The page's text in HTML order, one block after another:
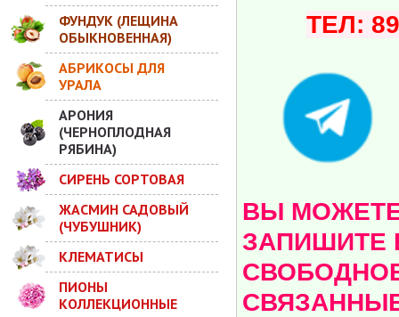
ФУНДУК (ЛЕЩИНА
ОБЫКНОВЕННАЯ)
АБРИКОСЫ ДЛЯ
УРАЛА
АРОНИЯ
(ЧЕРНОПЛОДНАЯ
РЯБИНА)
СИРЕНЬ СОРТОВАЯ
ЖАСМИН САДОВЫЙ
(ЧУБУШНИК)
КЛЕМАТИСЫ
ПИОНЫ
КОЛЛЕКЦИОННЫЕ
ТЕЛ:
ВЫ МОЖЕТЕ
ЗАПИШИТЕ